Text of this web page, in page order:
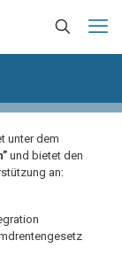
unter dem
und bietet den
an: